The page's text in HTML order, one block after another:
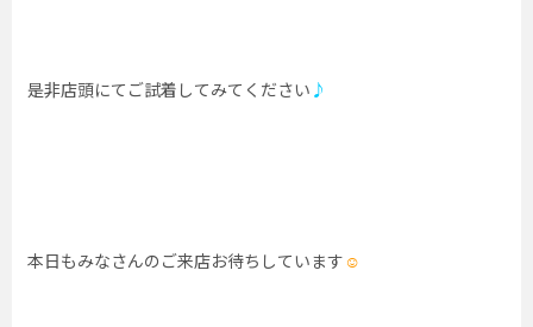
是非店頭にてご試着してみてください ♪
本日もみなさんのご来店お待ちしています ☺︎